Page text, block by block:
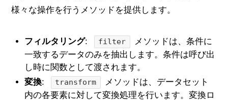
様々な操作を行うメソッドを提供します。
フィルタリング: filter
メソッドは、条件に
一致するデータのみを抽出します。条件は呼び出
し時に関数として渡されます。
変換: transform
メソッドは、データセット
内の各要素に対して変換処理を行います。変換ロ